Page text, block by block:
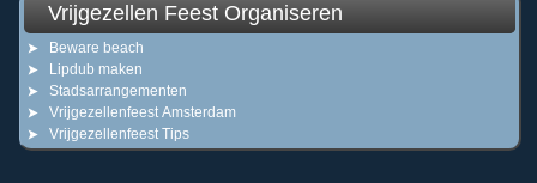
Vrijgezellen Feest Organiseren
Beware beach
Lipdub maken
Stadsarrangementen
Vrijgezellenfeest Amsterdam
Vrijgezellenfeest Tips